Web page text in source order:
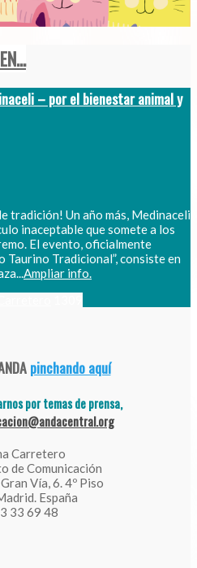
– por el bienestar animal y
tradición! Un año más, Medinaceli
inaceptable que somete a los
El evento, oficialmente
Taurino Tradicional”, consiste en
Ampliar info.
pinchando aquí
por temas de prensa,
Carretero
de Comunicación
Vía, 6. 4º Piso
España
33 69 48